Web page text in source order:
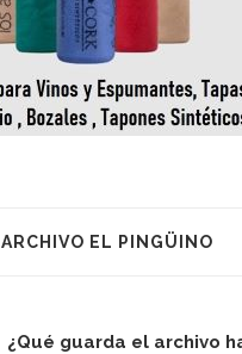
ARCHIVO EL PINGÜINO
¿Qué guarda el archivo